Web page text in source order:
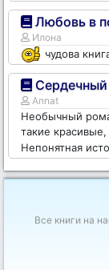
Любовь в
Илона
чудова
Annat
Необычный
такие
Непонятная
Все книги на